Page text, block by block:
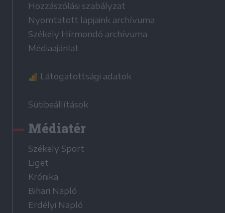
Hozzászólási szabályzat
Nyomtatott lapjaink archívuma
Székely Hírmondó archívuma
Médiaajánlat
Látogatottsági adatok
Sütibeállítások
Médiatér
Székely Sport
Liget
Krónika
Bihari Napló
Erdélyi Napló